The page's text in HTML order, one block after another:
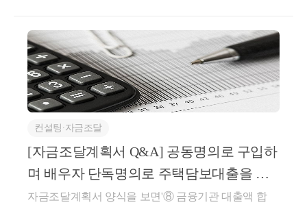
그렇다 생각됩니다.그리고 자금조달계획 상담까지 진
행하시는 꼼꼼한 분들은'축의금'에 대해 궁금증을 말씀
주시는 경우가 많습니다.별도로 소득신고가 되는 금액
도 아니고, 그렇다고 가족에게 증여를 받았다고 보기
도 힘든 축의금을 주택 취득자금으로 사용해도 괜찮을
까요?세법에서는 판례에 따라 축의금을 아래와 같이
판단합니다.결혼축의금이란 우리 사회의 전통적인 미
풍양속으로 확립되어 온 사회적 관행으로서 혼사가 있
을 때 일시에 많은 비용이 소요되는 혼주인 부모의 경
제적 부담을 덜어주려는 목적에서 대부분 그들과 친분
관계에 있는 손님들이 혼주인 부모에게 성의의 표시로
컨설팅∙자금조달
[자금조달계획서 Q&A] 공동명의로 구입하
며 배우자 단독명의로 주택담보대출을 실
행하는 경우?
자금조달계획서 양식을 보면'⑧ 금융기관 대출액 합